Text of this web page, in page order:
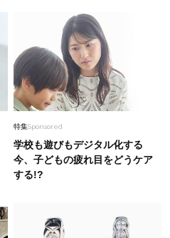
特集Sponsored
学校も遊びもデジタル化する
今、子どもの疲れ目をどうケア
する!?